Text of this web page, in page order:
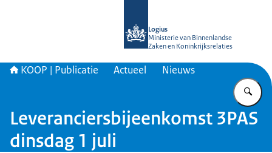
Logius
Ministerie van Binnenlandse
Zaken en Koninkrijksrelaties
KOOP | Publicatie Actueel Nieuws
Leveranciersbijeenkomst 3PAS
dinsdag 1 juli